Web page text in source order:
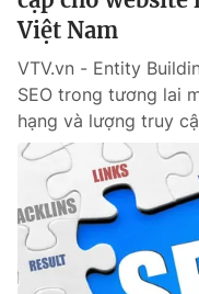
Việt Nam
VTV.vn - Entity
SEO trong tương lai
hạng và lượng truy